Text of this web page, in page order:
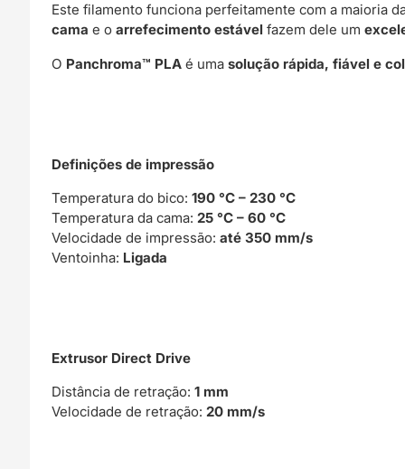
Este filamento funciona perfeitamente com a maioria
cama e oarrefecimento estável fazem dele um
O Panchroma™ PLA é umasolução rápida, fiável e
Definições de impressão
Temperatura do bico:190 °C – 230 °C
Temperatura da cama:25 °C – 60 °C
Velocidade de impressão:até 350 mm/s
Ventoinha: Ligada
Extrusor Direct Drive
Distância de retração:1 mm
Velocidade de retração:20 mm/s